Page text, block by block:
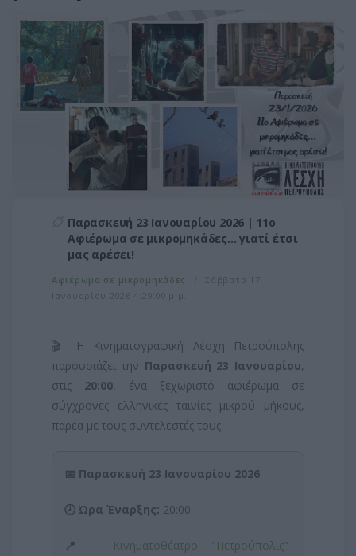
Παρασκευή 23 Ιανουαρίου 2026 | 11o
Αφιέρωμα σε μικρομηκάδες... γιατί έτσι
μας αρέσει!
Αφιέρωμα σε μικρομηκάδες
Σάββατο 17
Ιανουαρίου 2026 4:29:00 μ.μ.
🎬 Η Κινηματογραφική Λέσχη Πετρούπολης
παρουσιάζει την Παρασκευή 23 Ιανουαρίου,
στις 20:00, ένα ξεχωριστό αφιέρωμα σε
σύγχρονες ελληνικές ταινίες μικρού μήκους,
παρέα με τους συντελεστές τους.
📅 Παρασκευή 23 Ιανουαρίου 2026
🕗 Ώρα Έναρξης: 20:00
📍
Κινηματοθέατρο "Πετρούπολις"